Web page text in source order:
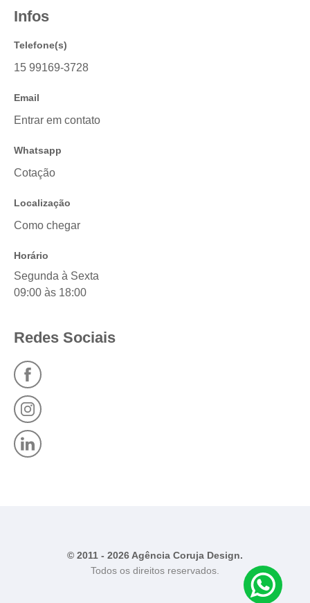
Infos
Telefone(s)
15 99169-3728
Email
Entrar em contato
Whatsapp
Cotação
Localização
Como chegar
Horário
Segunda à Sexta
09:00 às 18:00
Redes Sociais
© 2011 - 2026 Agência Coruja Design.
Todos os direitos reservados.